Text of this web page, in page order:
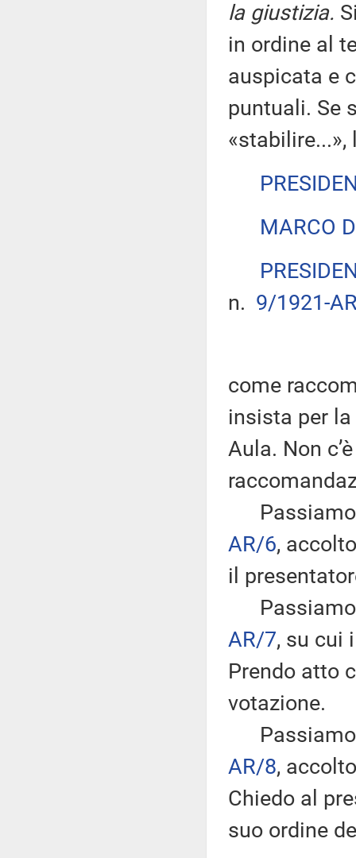
la giustizia.
in ordine al
auspicata e
puntuali. Se
MARCO
n. 9/1921-
come
insista per
Aula. Non
Passiamo
AR/6,
il
Passiamo
AR/7, su cui
Prendo atto
votazione.
Passiamo
AR/8,
Chiedo al
suo ordine